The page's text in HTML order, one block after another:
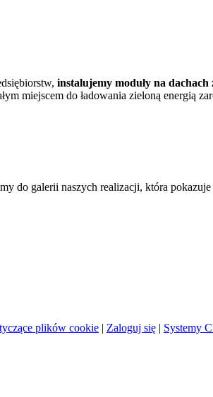
instalujemy moduły na
miejscem do ładowania zieloną energią
do galerii naszych realizacji, która
plików cookie | Zaloguj się | Systemy